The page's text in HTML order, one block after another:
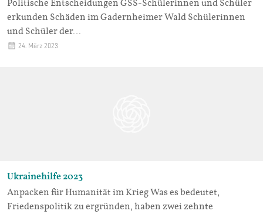
Politische Entscheidungen GSS-Schülerinnen und Schüler
erkunden Schäden im Gadernheimer Wald Schülerinnen
und Schüler der…
24. März 2023
Ukrainehilfe 2023
Anpacken für Humanität im Krieg Was es bedeutet,
Friedenspolitik zu ergründen, haben zwei zehnte